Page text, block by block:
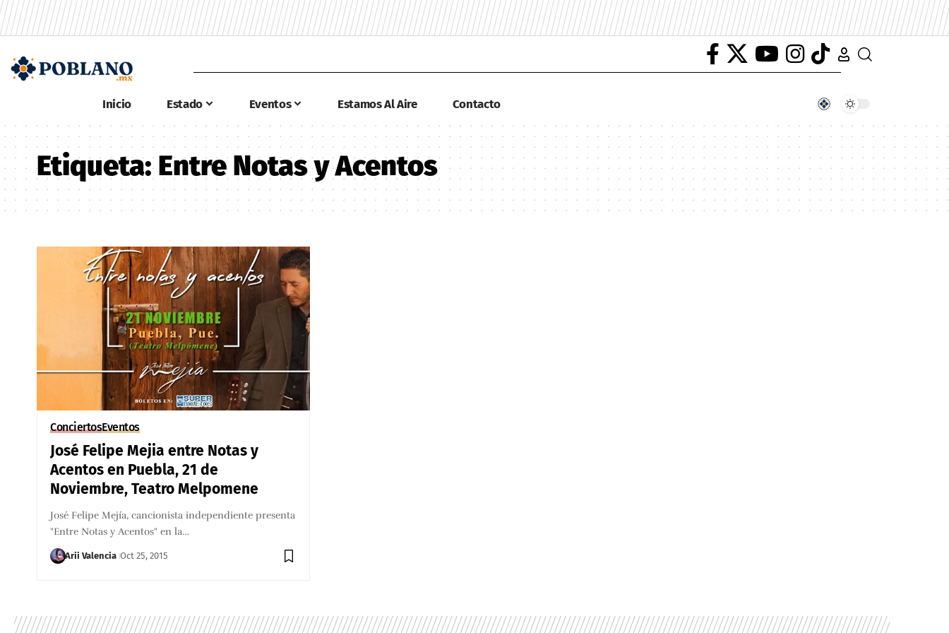
Inicio Estado Eventos Estamos Al Aire Contacto
Etiqueta:Entre Notas y Acentos
ConciertosEventos
José Felipe Mejia entre Notas y
Acentos en Puebla, 21 de
Noviembre, Teatro Melpomene
José Felipe Mejía, cancionista independiente presenta
"Entre Notas y Acentos" en la…
Arii Valencia Oct 25, 2015